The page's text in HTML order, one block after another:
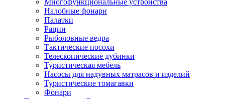
Многофункциональные устройства
Налобные фонари
Палатки
Рации
Рыболовные ведра
Тактические посохи
Телескопические дубинки
Туристическая мебель
Насосы для надувных матрасов и изделий
Туристические томагавки
Фонари